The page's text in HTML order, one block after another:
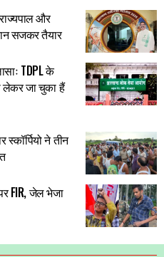
और
सजकर तैयार
TDPL के
लेकर जा चुका हैं
स्कॉर्पियो ने तीन
FIR, जेल भेजा